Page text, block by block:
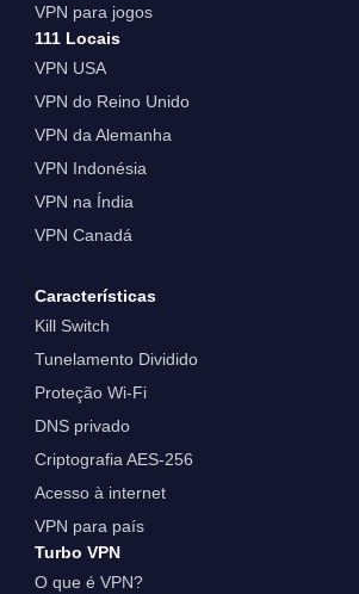
VPN para jogos
111 Locais
VPN USA
VPN do Reino Unido
VPN da Alemanha
VPN Indonésia
VPN na Índia
VPN Canadá
Características
Kill Switch
Tunelamento Dividido
Proteção Wi-Fi
DNS privado
Criptografia AES-256
Acesso à internet
VPN para país
Turbo VPN
O que é VPN?